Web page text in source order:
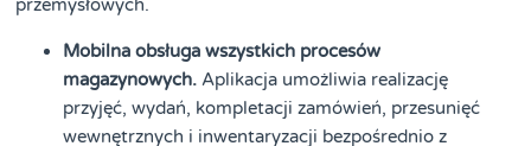
przemysłowych.
Mobilna obsługa wszystkich procesów
magazynowych. Aplikacja umożliwia realizację
przyjęć, wydań, kompletacji zamówień, przesunięć
wewnętrznych i inwentaryzacji bezpośrednio z